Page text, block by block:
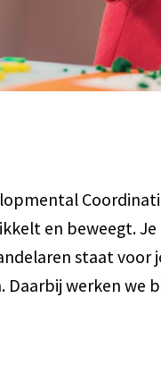
en beweegt.
staat voor
Daarbij werken we